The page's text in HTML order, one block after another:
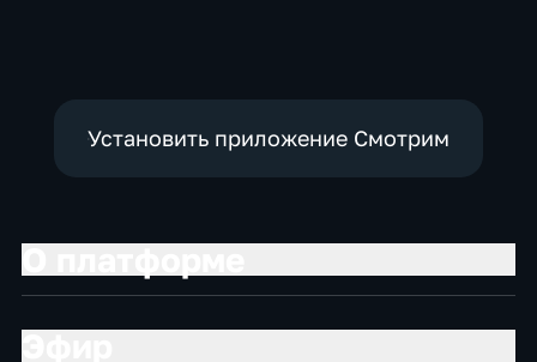
Установить приложение Смотрим